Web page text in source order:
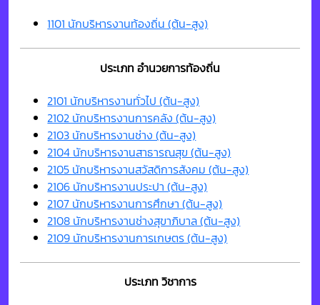
1101 นักบริหารงานท้องถิ่น (ต้น-สูง)
ประเภท อำนวยการท้องถิ่น
2101 นักบริหารงานทั่วไป (ต้น-สูง)
2102 นักบริหารงานการคลัง (ต้น-สูง)
2103 นักบริหารงานช่าง (ต้น-สูง)
2104 นักบริหารงานสาธารณสุข (ต้น-สูง)
2105 นักบริหารงานสวัสดิการสังคม (ต้น-สูง)
2106 นักบริหารงานประปา (ต้น-สูง)
2107 นักบริหารงานการศึกษา (ต้น-สูง)
2108 นักบริหารงานช่างสุขาภิบาล (ต้น-สูง)
2109 นักบริหารงานการเกษตร (ต้น-สูง)
ประเภท วิชาการ